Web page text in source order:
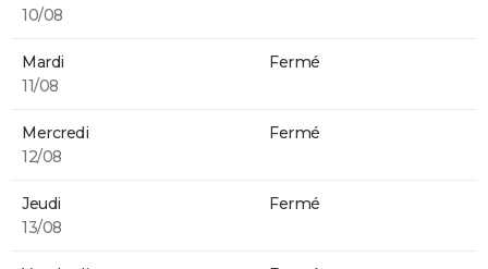
10/08
Mardi
11/08
Fermé
Mercredi
12/08
Fermé
Jeudi
13/08
Fermé